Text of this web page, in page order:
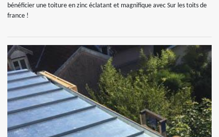
bénéficier une toiture en zinc éclatant et magnifique avec Sur les toits de
france !